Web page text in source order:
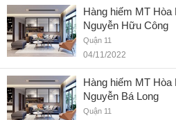
Hàng hiếm MT Hòa
Nguyễn Hữu Công
Quận 11
04/11/2022
Hàng hiếm MT Hòa
Nguyễn Bá Long
Quận 11